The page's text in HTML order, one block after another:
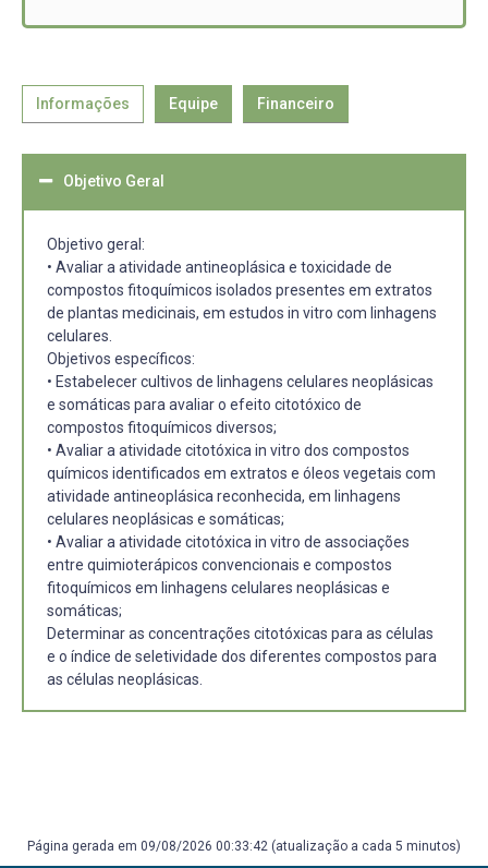
Informações Equipe Financeiro
Objetivo Geral
Objetivo geral:
• Avaliar a atividade antineoplásica e toxicidade de
compostos fitoquímicos isolados presentes em extratos
de plantas medicinais, em estudos in vitro com linhagens
celulares.
Objetivos específicos:
• Estabelecer cultivos de linhagens celulares neoplásicas
e somáticas para avaliar o efeito citotóxico de
compostos fitoquímicos diversos;
• Avaliar a atividade citotóxica in vitro dos compostos
químicos identificados em extratos e óleos vegetais com
atividade antineoplásica reconhecida, em linhagens
celulares neoplásicas e somáticas;
• Avaliar a atividade citotóxica in vitro de associações
entre quimioterápicos convencionais e compostos
fitoquímicos em linhagens celulares neoplásicas e
somáticas;
Determinar as concentrações citotóxicas para as células
e o índice de seletividade dos diferentes compostos para
as células neoplásicas.
Página gerada em 09/08/2026 00:33:42 (atualização a cada 5 minutos)